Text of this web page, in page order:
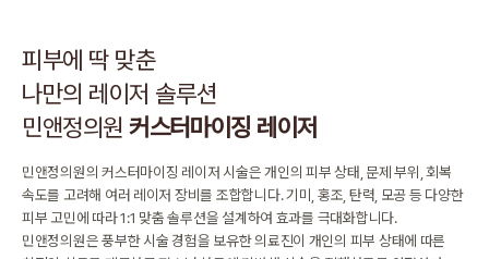
피부에 딱 맞춘
나만의 레이저 솔루션
민앤정의원커스터마이징 레이저
민앤정의원의 커스터마이징 레이저 시술은 개인의 피부 상태, 문제 부위, 회복
속도를 고려해 여러 레이저 장비를 조합합니다.기미, 홍조, 탄력, 모공 등 다양한
피부 고민에 따라 1:1 맞춤 솔루션을 설계하여 효과를 극대화합니다.
민앤정의원은 풍부한 시술 경험을 보유한 의료진이 개인의 피부 상태에 따른